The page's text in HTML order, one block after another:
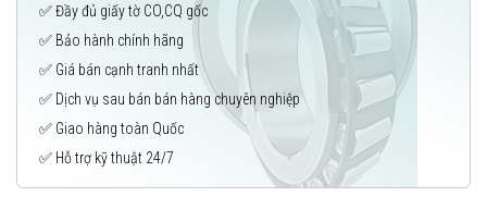
✅ Đầy đủ giấy tờ CO,CQ gốc
✅ Bảo hành chính hãng
✅ Giá bán cạnh tranh nhất
✅ Dịch vụ sau bán bán hàng chuyên nghiệp
✅ Giao hàng toàn Quốc
✅ Hỗ trợ kỹ thuật 24/7